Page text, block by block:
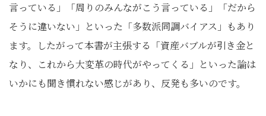
言っている」「周りのみんながこう言っている」「だから
そうに違いない」といった「多数派同調バイアス」もあり
ます。したがって本書が主張する「資産バブルが引き金と
なり、これから大変革の時代がやってくる」といった論は
いかにも聞き慣れない感じがあり、反発も多いのです。